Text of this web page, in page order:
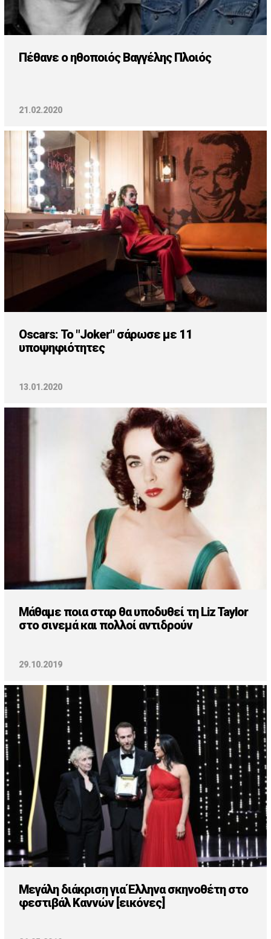
Πέθανε ο ηθοποιός Βαγγέλης Πλοιός
21.02.2020
Oscars: Το "Joker" σάρωσε με 11
υποψηφιότητες
13.01.2020
Μάθαμε ποια σταρ θα υποδυθεί τη Liz Taylor
στο σινεμά και πολλοί αντιδρούν
29.10.2019
Μεγάλη διάκριση για Έλληνα σκηνοθέτη στο
φεστιβάλ Καννών [εικόνες]